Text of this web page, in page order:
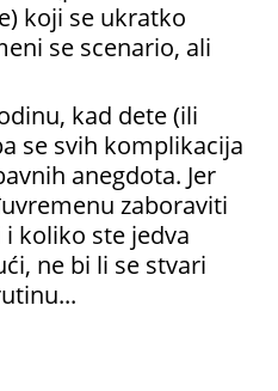
koji se ukratko
se scenario, ali
kad dete (ili
se svih komplikacija
anegdota. Jer
zaboraviti
koliko ste jedva
ne bi li se stvari